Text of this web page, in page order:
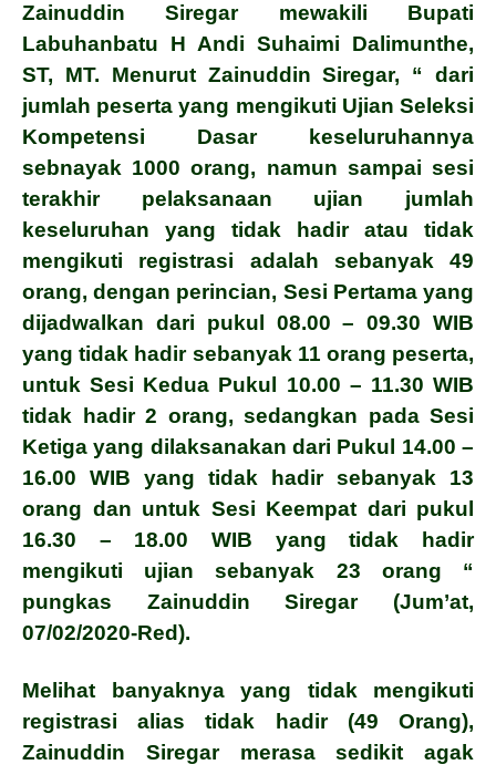
Zainuddin Siregar mewakili Bupati
Labuhanbatu H Andi Suhaimi Dalimunthe,
ST, MT. Menurut Zainuddin Siregar, “ dari
jumlah peserta yang mengikuti Ujian Seleksi
Kompetensi Dasar keseluruhannya
sebnayak 1000 orang, namun sampai sesi
terakhir pelaksanaan ujian jumlah
keseluruhan yang tidak hadir atau tidak
mengikuti registrasi adalah sebanyak 49
orang, dengan perincian, Sesi Pertama yang
dijadwalkan dari pukul 08.00 – 09.30 WIB
yang tidak hadir sebanyak 11 orang peserta,
untuk Sesi Kedua Pukul 10.00 – 11.30 WIB
tidak hadir 2 orang, sedangkan pada Sesi
Ketiga yang dilaksanakan dari Pukul 14.00 –
16.00 WIB yang tidak hadir sebanyak 13
orang dan untuk Sesi Keempat dari pukul
16.30 – 18.00 WIB yang tidak hadir
mengikuti ujian sebanyak 23 orang “
pungkas Zainuddin Siregar (Jum’at,
07/02/2020-Red).
Melihat banyaknya yang tidak mengikuti
registrasi alias tidak hadir (49 Orang),
Zainuddin Siregar merasa sedikit agak